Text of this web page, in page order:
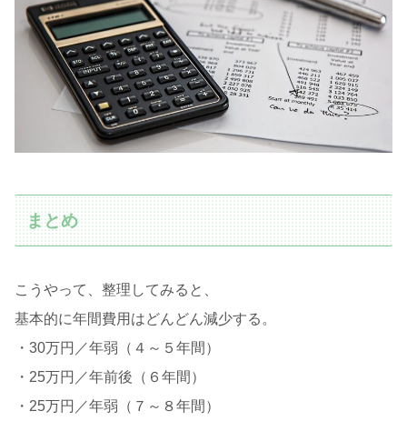
まとめ
こうやって、整理してみると、
基本的に年間費用はどんどん減少する。
・30万円／年弱（４～５年間）
・25万円／年前後（６年間）
・25万円／年弱（７～８年間）